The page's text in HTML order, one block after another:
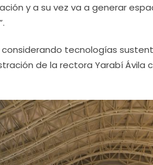
y a su vez va a generar
tecnologías
de la rectora Yarabí Ávila